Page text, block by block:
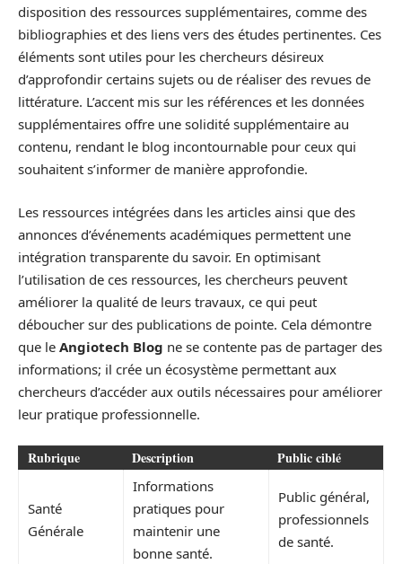
disposition des ressources supplémentaires, comme des
bibliographies et des liens vers des études pertinentes. Ces
éléments sont utiles pour les chercheurs désireux
d’approfondir certains sujets ou de réaliser des revues de
littérature. L’accent mis sur les références et les données
supplémentaires offre une solidité supplémentaire au
contenu, rendant le blog incontournable pour ceux qui
souhaitent s’informer de manière approfondie.
Les ressources intégrées dans les articles ainsi que des
annonces d’événements académiques permettent une
intégration transparente du savoir. En optimisant
l’utilisation de ces ressources, les chercheurs peuvent
améliorer la qualité de leurs travaux, ce qui peut
déboucher sur des publications de pointe. Cela démontre
que le Angiotech Blog ne se contente pas de partager des
informations; il crée un écosystème permettant aux
chercheurs d’accéder aux outils nécessaires pour améliorer
leur pratique professionnelle.
Rubrique Description Public ciblé
Santé
Générale
Informations
pratiques pour
maintenir une
bonne santé.
Public général,
professionnels
de santé.